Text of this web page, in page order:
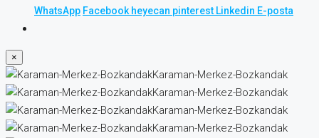
WhatsApp Facebook heyecan pinterest Linkedin E-posta
×
Karaman-Merkez-Bozkandak
Karaman-Merkez-Bozkandak
Karaman-Merkez-Bozkandak
Karaman-Merkez-Bozkandak